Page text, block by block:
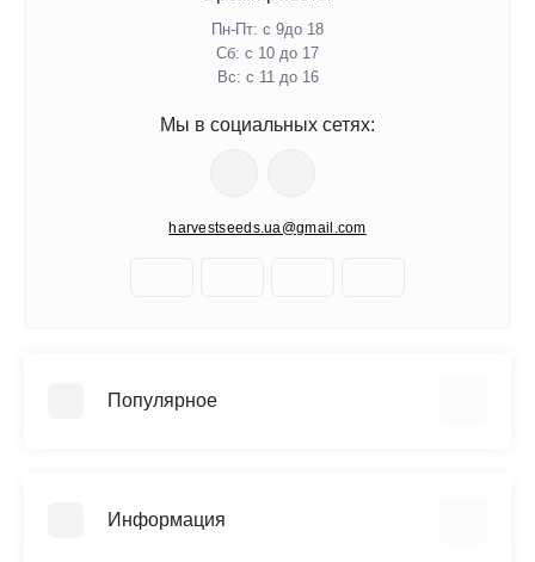
Пн-Пт: с 9до 18
Сб: с 10 до 17
Вс: с 11 до 16
Мы в социальных сетях:
harvestseeds.ua@gmail.com
Популярное
Быстроцветущие сорта
Информация